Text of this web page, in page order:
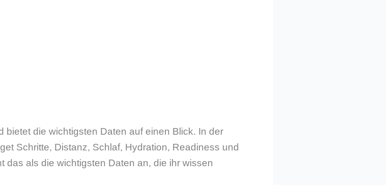
bietet die wichtigsten Daten auf einen Blick. In der
Schritte, Distanz, Schlaf, Hydration, Readiness und
das als die wichtigsten Daten an, die ihr wissen